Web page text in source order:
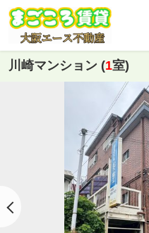
川崎マンション (1室)